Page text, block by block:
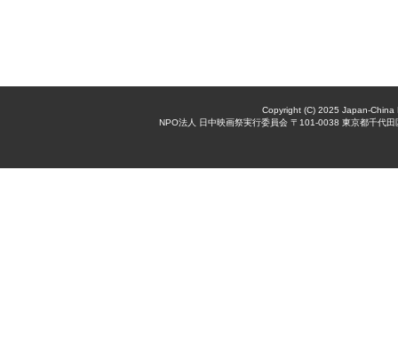
Copyright (C) 2025 Japan-China
NPO法人 日中映画祭実行委員会 〒101-0038 東京都千代